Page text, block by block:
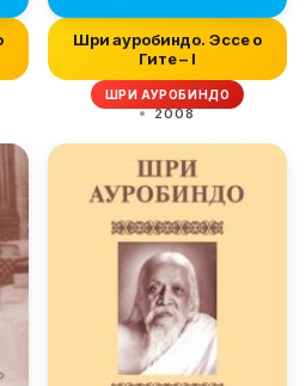
Шри ауробиндо. Эссе о
Гите – I
ШРИ АУРОБИНДО
2008